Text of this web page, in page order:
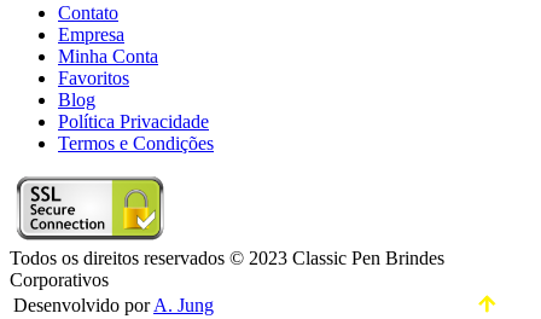
Contato
Empresa
Minha Conta
Favoritos
Blog
Política Privacidade
Termos e Condições
Todos os direitos reservados © 2023 Classic Pen Brindes
Corporativos
Desenvolvido porA. Jung